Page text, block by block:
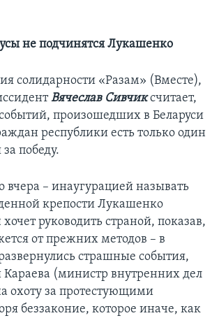
не подчинятся Лукашенко
солидарности «Разам» (Вместе),
Вячеслав Сивчиксчитает,
событий, произошедших в Беларуси
республики есть только один
за победу.
вчера – инаугурацией называть
крепости Лукашенко
хочет руководить страной, показав,
от прежних методов – в
страшные события,
Караева (министр внутренних дел
охоту за протестующими
беззаконие, которое иначе, как